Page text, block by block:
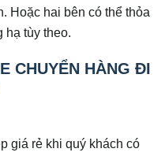
Hoặc hai bên có thể thỏa
hạ tùy theo.
CHUYỂN HÀNG ĐI
giá rẻ khi quý khách có